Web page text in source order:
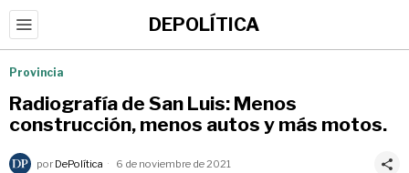
DEPOLÍTICA
Provincia
Radiografía de San Luis: Menos
construcción, menos autos y más motos.
por DePolítica 6 de noviembre de 2021